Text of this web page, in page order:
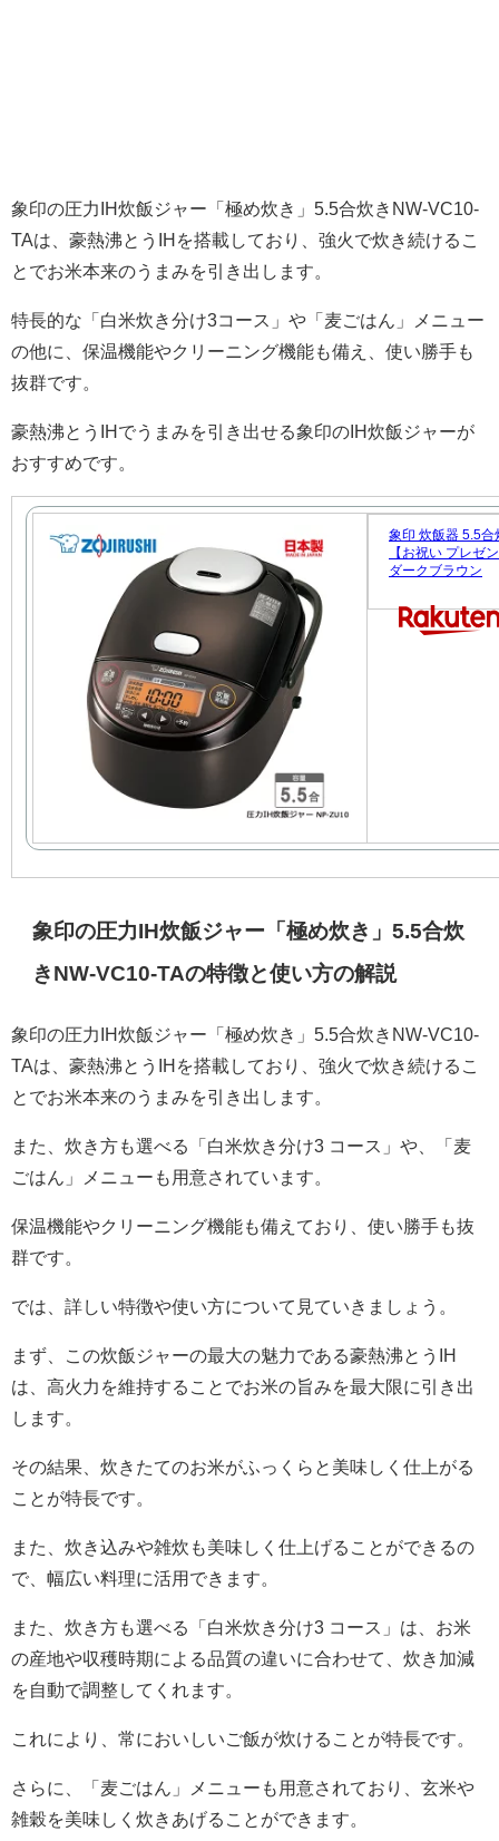
象印の圧力IH炊飯ジャー「極め炊き」5.5合炊きNW-VC10-
TAは、豪熱沸とうIHを搭載しており、強火で炊き続けるこ
とでお米本来のうまみを引き出します。
特長的な「白米炊き分け3コース」や「麦ごはん」メニュー
の他に、保温機能やクリーニング機能も備え、使い勝手も
抜群です。
豪熱沸とうIHでうまみを引き出せる象印のIH炊飯ジャーが
おすすめです。
象印 炊飯器 5.5合
【お祝い プレゼ
ダークブラウン
象印の圧力IH炊飯ジャー「極め炊き」5.5合炊
きNW-VC10-TAの特徴と使い方の解説
象印の圧力IH炊飯ジャー「極め炊き」5.5合炊きNW-VC10-
TAは、豪熱沸とうIHを搭載しており、強火で炊き続けるこ
とでお米本来のうまみを引き出します。
また、炊き方も選べる「白米炊き分け3 コース」や、「麦
ごはん」メニューも用意されています。
保温機能やクリーニング機能も備えており、使い勝手も抜
群です。
では、詳しい特徴や使い方について見ていきましょう。
まず、この炊飯ジャーの最大の魅力である豪熱沸とうIH
は、高火力を維持することでお米の旨みを最大限に引き出
します。
その結果、炊きたてのお米がふっくらと美味しく仕上がる
ことが特長です。
また、炊き込みや雑炊も美味しく仕上げることができるの
で、幅広い料理に活用できます。
また、炊き方も選べる「白米炊き分け3 コース」は、お米
の産地や収穫時期による品質の違いに合わせて、炊き加減
を自動で調整してくれます。
これにより、常においしいご飯が炊けることが特長です。
さらに、「麦ごはん」メニューも用意されており、玄米や
雑穀を美味しく炊きあげることができます。